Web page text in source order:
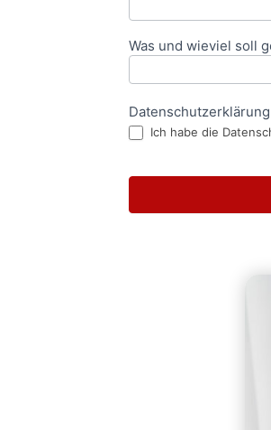
Was und wieviel soll
Datenschutzerklärung
Ich habe die